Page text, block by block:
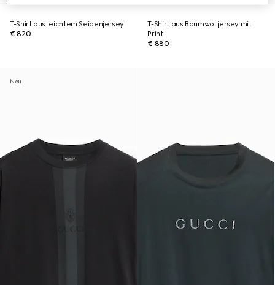
T-Shirt aus leichtem Seidenjersey
€ 820
T-Shirt aus Baumwolljersey mit
Print
€ 880
Neu